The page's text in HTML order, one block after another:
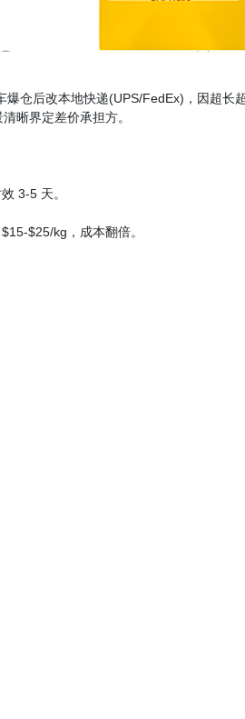
仓后改本地快递(UPS/FedEx)，因超
晰界定差价承担方。
3-5 天。
$25/kg，成本翻倍。